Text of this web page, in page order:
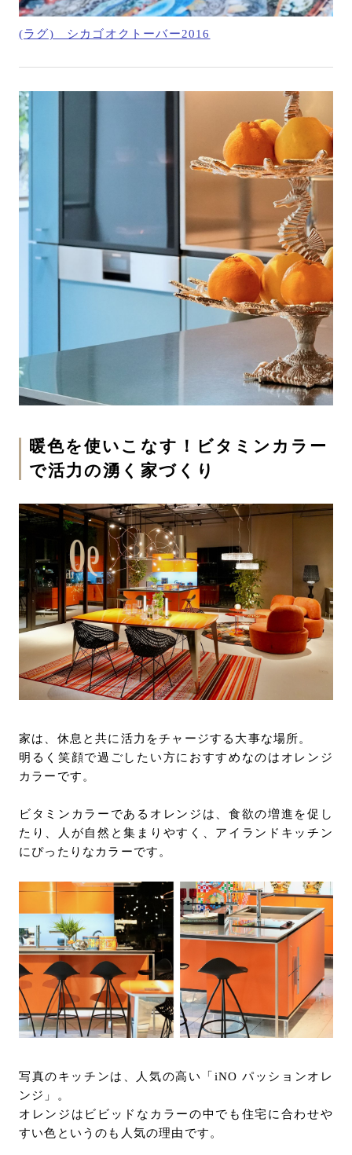
(ラグ) シカゴオクトーバー2016
暖色を使いこなす！ビタミンカラー
で活力の湧く家づくり
家は、休息と共に活力をチャージする大事な場所。
明るく笑顔で過ごしたい方におすすめなのはオレンジ
カラーです。
ビタミンカラーであるオレンジは、食欲の増進を促し
たり、人が自然と集まりやすく、アイランドキッチン
にぴったりなカラーです。
写真のキッチンは、人気の高い「iNO パッションオレ
ンジ」。
オレンジはビビッドなカラーの中でも住宅に合わせや
すい色というのも人気の理由です。